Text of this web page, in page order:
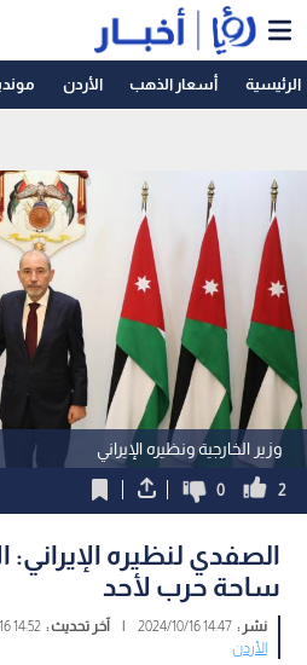
الرئيسية أسعار الذهب الأردن
وزير الخارجية ونظيره الإيراني
2
0
الصفدي لنظيره الإيراني:
ساحة حرب لأحد
نشر :14:47 2024/10/16
| آخر تحديث :14:52 2024/10/16
الأردن